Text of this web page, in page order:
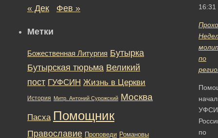
16:31
по
по
« Дек
Фев »
Метки
Божественная Литургия Бутырка
Бутырская тюрьма Великий
пост ГУФСИН Жизнь в Церкви
История Митр. Антоний Сурожский Москва
Пасха Помощник
Православие Проповеди Романовы